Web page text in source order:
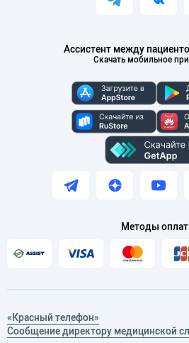
Ассистент между
Скачать мобильное
Методы
«Красный телефон»
Сообщение директору медицинской